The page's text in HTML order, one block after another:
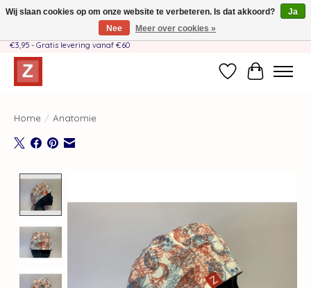
Handgemaakt door moeder-dochterteam❤️ - Verzendkosten BE & NL SLECHTS
€3,95 - Gratis levering vanaf €60
Verlanglijst
Home / Anatomie
Wij slaan cookies op om onze website te verbeteren. Is dat akkoord?
Ja
Nee
Meer over cookies »